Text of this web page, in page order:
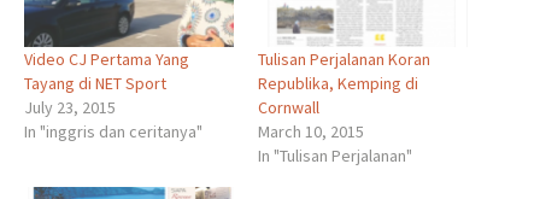
Video CJ Pertama Yang
Tayang di NET Sport
July 23, 2015
In "inggris dan ceritanya"
Tulisan Perjalanan Koran
Republika, Kemping di
Cornwall
March 10, 2015
In "Tulisan Perjalanan"